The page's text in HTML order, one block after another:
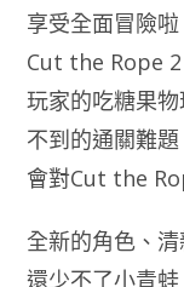
享受全面冒險啦
Cut the Rope
玩家的吃糖果
不到的通關難
會對Cut the
全新的角色、
還少不了小青